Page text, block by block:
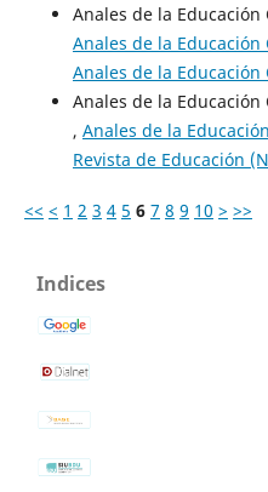
Anales de la Educación
Anales de la Educación
Anales de la Educación
Anales de la Educación
, Anales de la
Revista de Educación
<< < 1 2 3 4 5 6 7 8 9 10 > >>
Indices